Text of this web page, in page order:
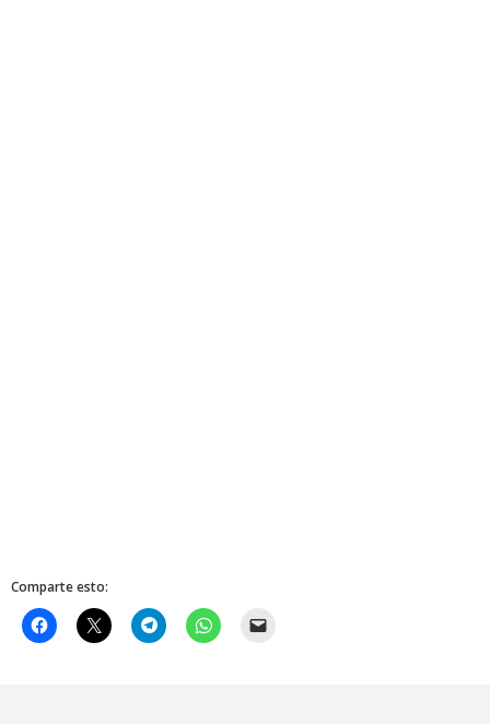
Comparte esto: